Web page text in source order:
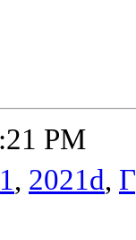
PM
, 2021d,